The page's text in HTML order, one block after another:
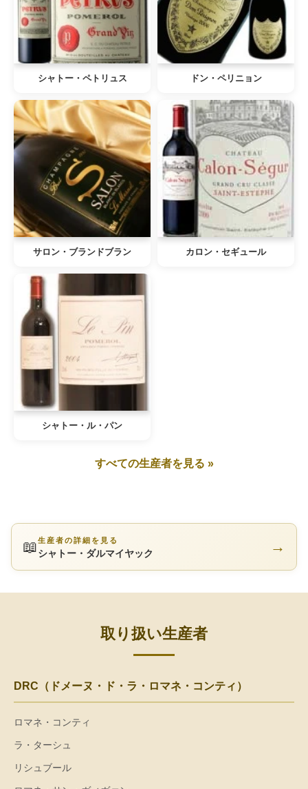
シャトー・ペトリュス ドン・ペリニョン
サロン・ブランドブラン カロン・セギュール
シャトー・ル・パン
すべての生産者を見る »
📖生産者の詳細を見る
シャトー・ダルマイヤック →
取り扱い生産者
DRC（ドメーヌ・ド・ラ・ロマネ・コンティ）
ロマネ・コンティ
ラ・ターシュ
リシュブール